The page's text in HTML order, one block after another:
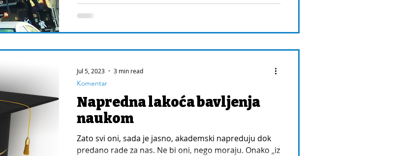
Napredna lakoća bavljenja
naukom
Zato svi oni, sada je jasno, akademski napreduju dok
predano rade za nas. Ne bi oni, nego moraju. Onako „iz
Komentar
Jul 5, 2023 3 min read